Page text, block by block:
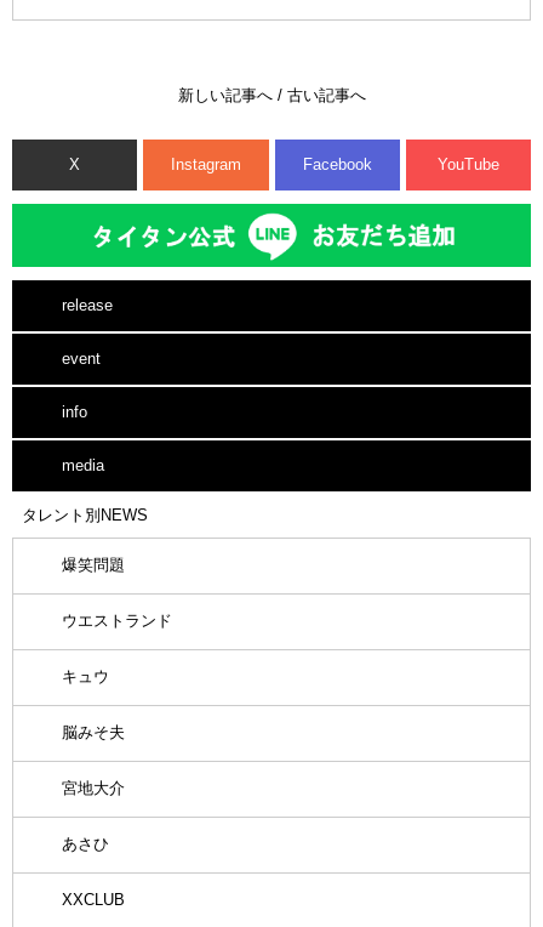
新しい記事へ/ 古い記事へ
X Instagram Facebook YouTube
release
event
info
media
タレント別NEWS
爆笑問題
ウエストランド
キュウ
脳みそ夫
宮地大介
あさひ
XXCLUB